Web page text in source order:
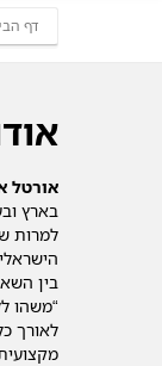
דף
אורטל
בארץ
למרות
בין
“משהו
לאורך